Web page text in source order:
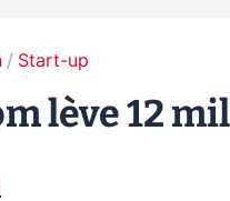
Start-up
lève 12